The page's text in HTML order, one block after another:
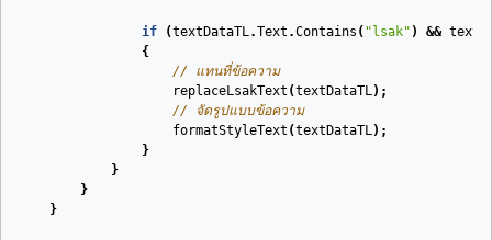
if (textDataTL.Text .Contains ( "lsak" ) &&
{
// แทนที่ข้อความ
replaceLsakText (textDataTL);
// จัดรูปแบบข้อความ
formatStyleText (textDataTL);
}
}
}
}